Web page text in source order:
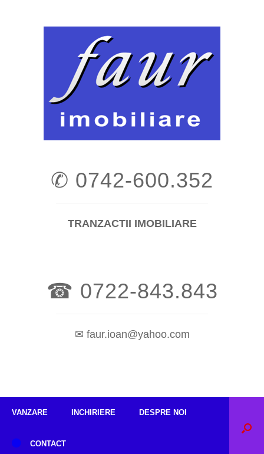
✆ 0742-600.352
TRANZACTII IMOBILIARE
☎ 0722-843.843
✉ faur.ioan@yahoo.com
VANZARE INCHIRIERE DESPRE NOI
CONTACT